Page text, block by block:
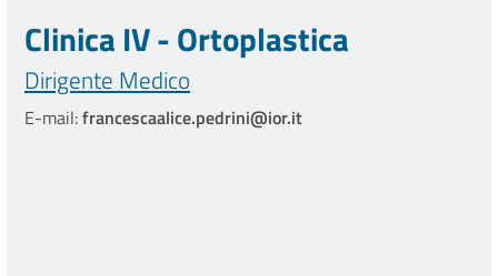
Clinica IV - Ortoplastica
Dirigente Medico
E-mail:francescaalice.pedrini@ior.it